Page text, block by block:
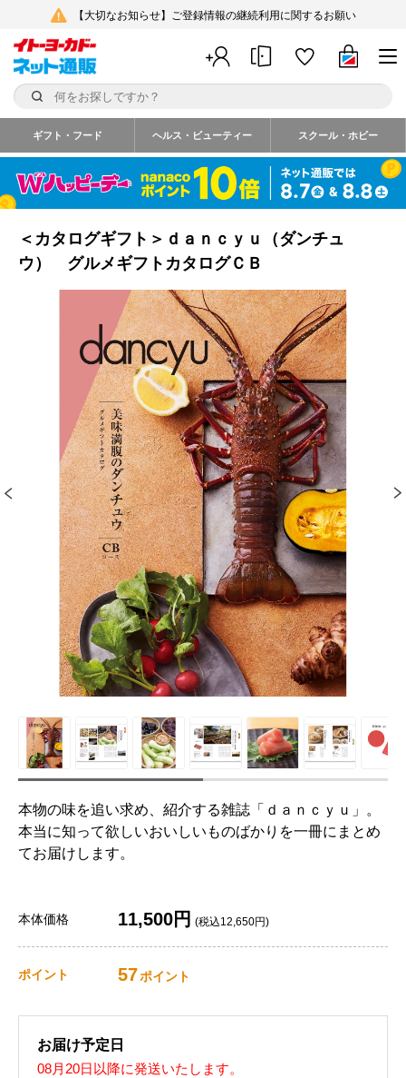
【大切なお知らせ】ご登録情報の継続利用に関するお願い
ギフト・フード ヘルス・ビューティー スクール・ホビー
＜カタログギフト＞ｄａｎｃｙｕ（ダンチュ
ウ） グルメギフトカタログＣＢ
本物の味を追い求め、紹介する雑誌「ｄａｎｃｙｕ」。
本当に知って欲しいおいしいものばかりを一冊にまとめ
てお届けします。
本体価格 11,500円 (税込12,650円)
ポイント 57ポイント
お届け予定日
08月20日以降に発送いたします。